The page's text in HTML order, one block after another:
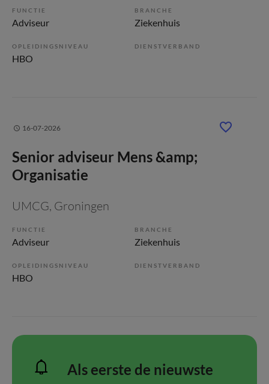
FUNCTIE
Adviseur
BRANCHE
Ziekenhuis
OPLEIDINGSNIVEAU
HBO
DIENSTVERBAND
16-07-2026
Senior adviseur Mens &amp;
Organisatie
UMCG, Groningen
FUNCTIE
Adviseur
BRANCHE
Ziekenhuis
OPLEIDINGSNIVEAU
HBO
DIENSTVERBAND
Als eerste de nieuwste